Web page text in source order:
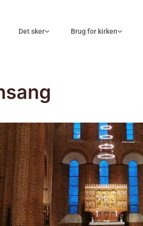
Det sker Brug for kirken